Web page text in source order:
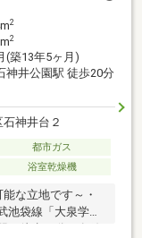
2
2
(築13年5ヶ月)
神井公園駅 徒歩20分
神井台２
都市ガス
浴室乾燥機
な立地です～・
池袋線「大泉学